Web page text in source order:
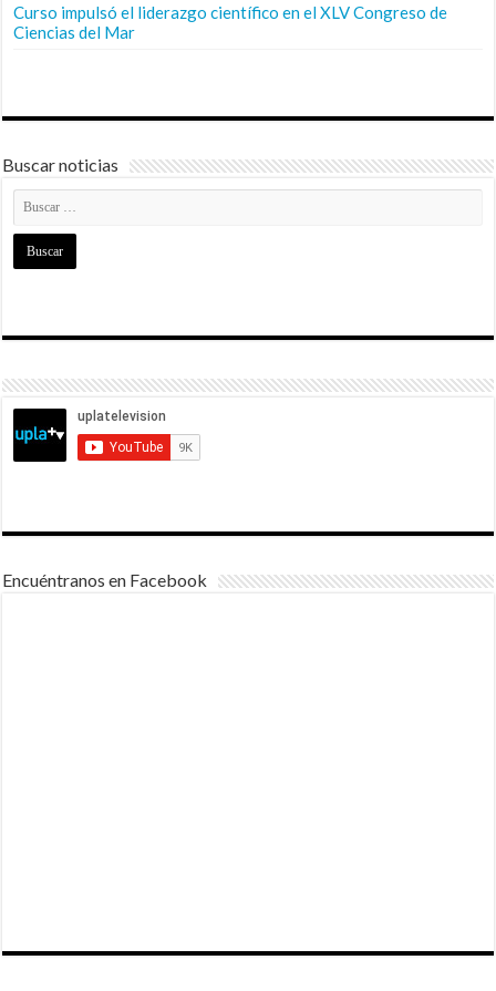
Curso impulsó el liderazgo científico en el XLV Congreso de
Ciencias del Mar
Buscar noticias
Encuéntranos en Facebook